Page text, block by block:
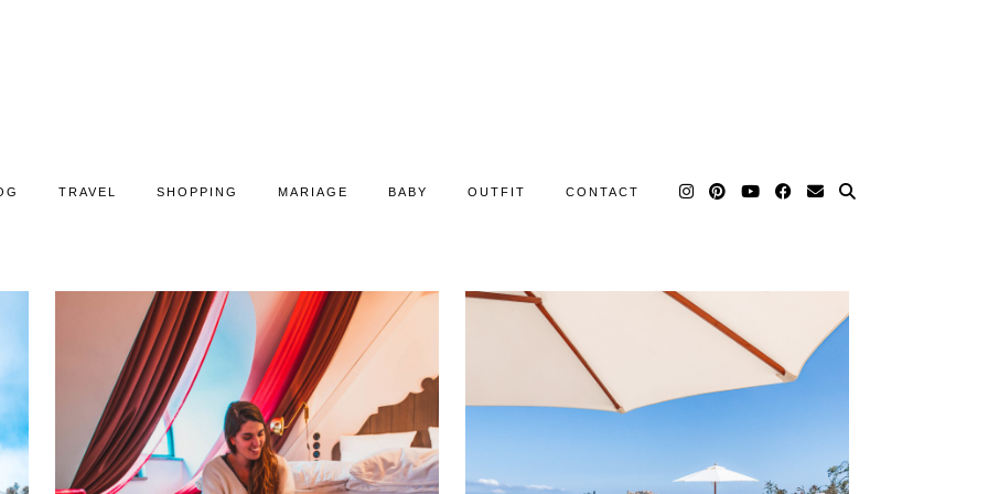
TRAVEL SHOPPING MARIAGE BABY OUTFIT CONTACT